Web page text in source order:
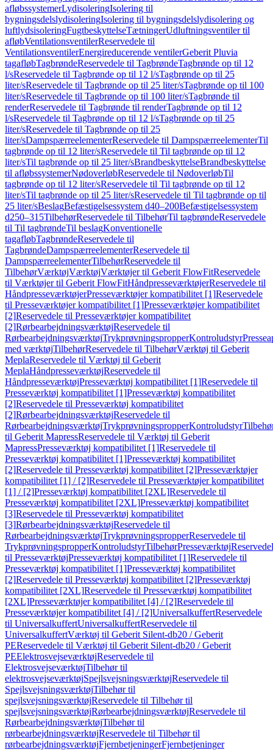
afløbssystemerLydisoleringIsolering til
bygningsdelslydisoleringIsolering til bygningsdelslydisolering og
luftlydsisoleringFugtbeskyttelseTætningerUdluftningsventiler til
afløbVentilationsventilerReservedele til
VentilationsventilerEnergireducerende ventilerGeberit Pluvia
tagafløbTagbrøndeReservedele til TagbrøndeTagbrønde op til 12
l/sReservedele til Tagbrønde op til 12 l/sTagbrønde op til 25
liter/sReservedele til Tagbrønde op til 25 liter/sTagbrønde op til 100
liter/sReservedele til Tagbrønde op til 100 liter/sTagbrønde til
renderReservedele til Tagbrønde til renderTagbrønde op til 12
l/sReservedele til Tagbrønde op til 12 l/sTagbrønde op til 25
liter/sReservedele til Tagbrønde op til 25
liter/sDampspærreelementerReservedele til DampspærreelementerTil
tagbrønde op til 12 liter/sReservedele til Til tagbrønde op til 12
liter/sTil tagbrønde op til 25 liter/sBrandbeskyttelseBrandbeskyttelse
til afløbssystemerNødoverløbReservedele til NødoverløbTil
tagbrønde op til 12 liter/sReservedele til Til tagbrønde op til 12
liter/sTil tagbrønde op til 25 liter/sReservedele til Til tagbrønde op til
25 liter/sBeslagBefæstigelsessystem d40–200Befæstigelsessystem
d250–315TilbehørReservedele til TilbehørTil tagbrøndeReservedele
til Til tagbrøndeTil beslagKonventionelle
tagafløbTagbrøndeReservedele til
TagbrøndeDampspærreelementerReservedele til
DampspærreelementerTilbehørReservedele til
TilbehørVærktøjVærktøjVærktøjer til Geberit FlowFitReservedele
til Værktøjer til Geberit FlowFitHåndpresseværktøjerReservedele til
HåndpresseværktøjerPresseværktøjer kompatibilitet [1]Reservedele
til Presseværktøjer kompatibilitet [1]Presseværktøjer kompatibilitet
[2]Reservedele til Presseværktøjer kompatibilitet
[2]RørbearbejdningsværktøjReservedele til
RørbearbejdningsværktøjTrykprøvningspropperKontroludstyr
med værktøjTilbehørReservedele til TilbehørVærktøj til Geberit
MeplaReservedele til Værktøj til Geberit
MeplaHåndpresseværktøjReservedele til
HåndpresseværktøjPresseværktøj kompatibilitet [1]Reservedele til
Presseværktøj kompatibilitet [1]Presseværktøj kompatibilitet
[2]Reservedele til Presseværktøj kompatibilitet
[2]RørbearbejdningsværktøjReservedele til
RørbearbejdningsværktøjTrykprøvningspropperKontroludstyr
til Geberit MapressReservedele til Værktøj til Geberit
MapressPresseværktøj kompatibilitet [1]Reservedele til
Presseværktøj kompatibilitet [1]Presseværktøj kompatibilitet
[2]Reservedele til Presseværktøj kompatibilitet [2]Presseværktøjer
kompatibilitet [1] / [2]Reservedele til Presseværktøjer kompatibilitet
[1] / [2]Presseværktøj kompatibilitet [2XL]Reservedele til
Presseværktøj kompatibilitet [2XL]Presseværktøj kompatibilitet
[3]Reservedele til Presseværktøj kompatibilitet
[3]RørbearbejdningsværktøjReservedele til
RørbearbejdningsværktøjTrykprøvningspropperReservedele til
TrykprøvningspropperKontroludstyrTilbehørPresseværktøj
til PresseværktøjPresseværktøj kompatibilitet [1]Reservedele til
Presseværktøj kompatibilitet [1]Presseværktøj kompatibilitet
[2]Reservedele til Presseværktøj kompatibilitet [2]Presseværktøj
kompatibilitet [2XL]Reservedele til Presseværktøj kompatibilitet
[2XL]Presseværktøjer kompatibilitet [4] / [2]Reservedele til
Presseværktøjer kompatibilitet [4] / [2]UniversalkuffertReservedele
til UniversalkuffertUniversalkuffertReservedele til
UniversalkuffertVærktøj til Geberit Silent-db20 / Geberit
PEReservedele til Værktøj til Geberit Silent-db20 / Geberit
PEElektrosvejseværktøjReservedele til
ElektrosvejseværktøjTilbehør til
elektrosvejseværktøjSpejlsvejsningsværktøjReservedele til
SpejlsvejsningsværktøjTilbehør til
spejlsvejsningsværktøjReservedele til Tilbehør til
spejlsvejsningsværktøjRørbearbejdningsværktøjReservedele til
RørbearbejdningsværktøjTilbehør til
rørbearbejdningsværktøjReservedele til Tilbehør til
rørbearbejdningsværktøjFjernbetjeningerFjernbetjeninger